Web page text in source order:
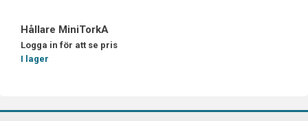
Hållare MiniTorkA
Logga in för att se pris
I lager